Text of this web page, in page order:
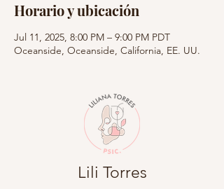
Horario y ubicación
Jul 11, 2025, 8:00 PM – 9:00 PM PDT
Oceanside, Oceanside, California, EE. UU.
Lili Torres